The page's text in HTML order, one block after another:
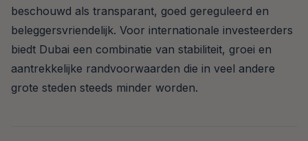
beschouwd als transparant, goed gereguleerd en
beleggersvriendelijk. Voor internationale investeerders
biedt Dubai een combinatie van stabiliteit, groei en
aantrekkelijke randvoorwaarden die in veel andere
grote steden steeds minder worden.